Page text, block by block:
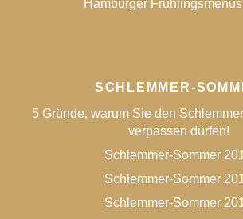
Hamburger
SCHLEMMER-
5 Gründe, warum Sie den
verpassen dürfen!
Schlemmer-Sommer
Schlemmer-Sommer
Schlemmer-Sommer